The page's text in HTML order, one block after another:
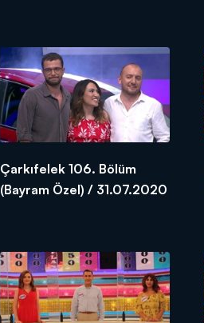
Çarkıfelek 106. Bölüm
(Bayram Özel) / 31.07.2020